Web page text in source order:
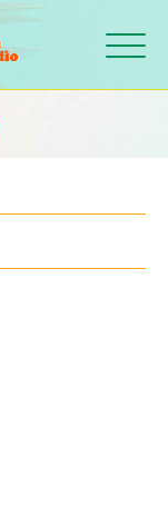
Click